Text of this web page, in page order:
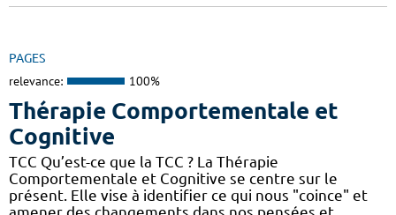
PAGES
relevance: 100%
Thérapie Comportementale et
Cognitive
TCC Qu’est-ce que la TCC ? La Thérapie
Comportementale et Cognitive se centre sur le
présent. Elle vise à identifier ce qui nous "coince" et